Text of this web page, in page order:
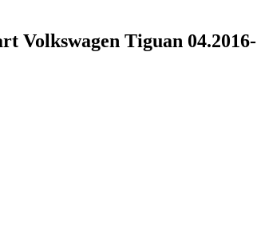
Volkswagen Tiguan 04.2016-